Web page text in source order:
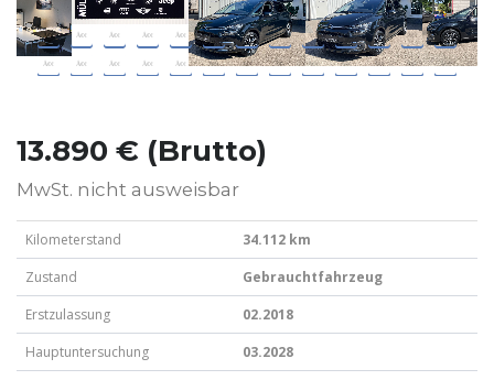
13.890 € (Brutto)
MwSt. nicht ausweisbar
Kilometerstand
34.112 km
Zustand
Gebrauchtfahrzeug
Erstzulassung
02.2018
Hauptuntersuchung
03.2028